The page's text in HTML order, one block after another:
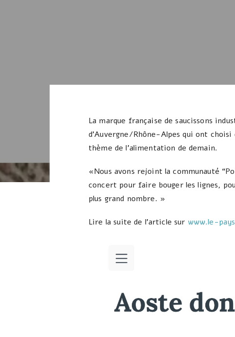
La marque française de saucissons
d’Auvergne/Rhône-Alpes qui ont
thème de l’alimentation de demain.
«Nous avons rejoint la communauté
concert pour faire bouger les lignes,
plus grand nombre. »
Lire la suite de l’article sur www.le-